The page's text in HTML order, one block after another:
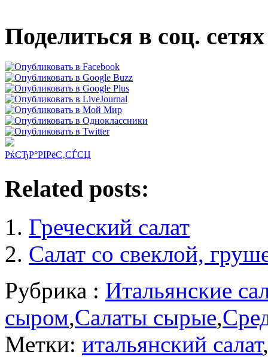
Поделиться в соц. сетях
РќСЂР°РІРёС‚СЃСЏ
Related posts:
Греческий салат
Салат со свеклой,
Рубрика : Итальянские
сыром,Салаты сырые,
Метки: итальянский салат